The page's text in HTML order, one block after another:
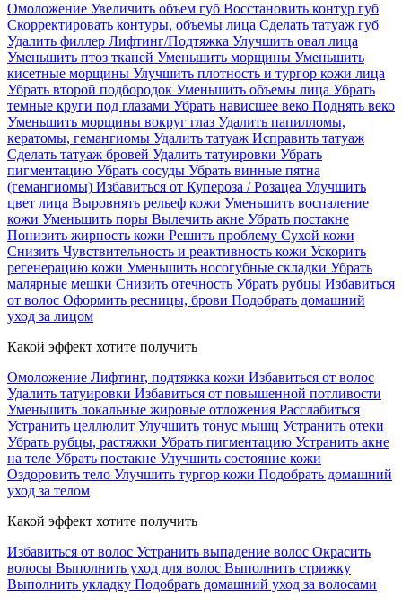
Омоложение Увеличить объем губ Восстановить контур губ
Скорректировать контуры, объемы лица Сделать татуаж губ
Удалить филлер Лифтинг/Подтяжка Улучшить овал лица
Уменьшить птоз тканей Уменьшить морщины Уменьшить
кисетные морщины Улучшить плотность и тургор кожи лица
Убрать второй подбородок Уменьшить объемы лица Убрать
темные круги под глазами Убрать нависшее веко Поднять веко
Уменьшить морщины вокруг глаз Удалить папилломы,
кератомы, гемангиомы Удалить татуаж Исправить татуаж
Сделать татуаж бровей Удалить татуировки Убрать
пигментацию Убрать сосуды Убрать винные пятна
(гемангиомы) Избавиться от Купероза / Розацеа Улучшить
цвет лица Выровнять рельеф кожи Уменьшить воспаление
кожи Уменьшить поры Вылечить акне Убрать постакне
Понизить жирность кожи Решить проблему Сухой кожи
Cнизить Чувствительность и реактивность кожи Ускорить
регенерацию кожи Уменьшить носогубные складки Убрать
малярные мешки Снизить отечность Убрать рубцы Избавиться
от волос Оформить ресницы, брови Подобрать домашний
уход за лицом
Какой эффект хотите получить
Омоложение Лифтинг, подтяжка кожи Избавиться от волос
Удалить татуировки Избавиться от повышенной потливости
Уменьшить локальные жировые отложения Расслабиться
Устранить целлюлит Улучшить тонус мышц Устранить отеки
Убрать рубцы, растяжки Убрать пигментацию Устранить акне
на теле Убрать постакне Улучшить состояние кожи
Оздоровить тело Улучшить тургор кожи Подобрать домашний
уход за телом
Какой эффект хотите получить
Избавиться от волос Устранить выпадение волос Окрасить
волосы Выполнить уход для волос Выполнить стрижку
Выполнить укладку Подобрать домашний уход за волосами